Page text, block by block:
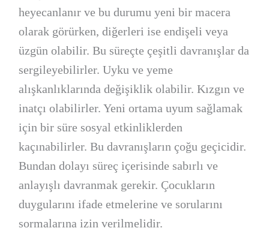
heyecanlanır ve bu durumu yeni bir macera
olarak görürken, diğerleri ise endişeli veya
üzgün olabilir. Bu süreçte çeşitli davranışlar da
sergileyebilirler. Uyku ve yeme
alışkanlıklarında değişiklik olabilir. Kızgın ve
inatçı olabilirler. Yeni ortama uyum sağlamak
için bir süre sosyal etkinliklerden
kaçınabilirler. Bu davranışların çoğu geçicidir.
Bundan dolayı süreç içerisinde sabırlı ve
anlayışlı davranmak gerekir. Çocukların
duygularını ifade etmelerine ve sorularını
sormalarına izin verilmelidir.